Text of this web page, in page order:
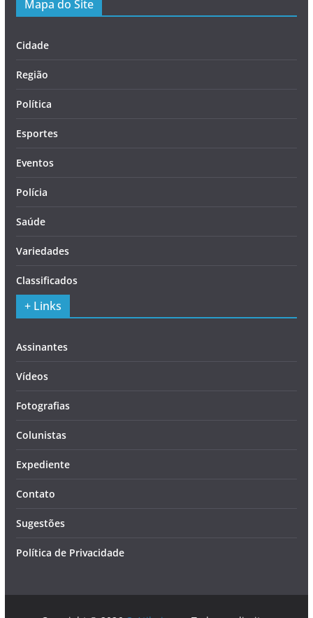
Mapa do Site
Cidade
Região
Política
Esportes
Eventos
Polícia
Saúde
Variedades
Classificados
+ Links
Assinantes
Vídeos
Fotografias
Colunistas
Expediente
Contato
Sugestões
Política de Privacidade